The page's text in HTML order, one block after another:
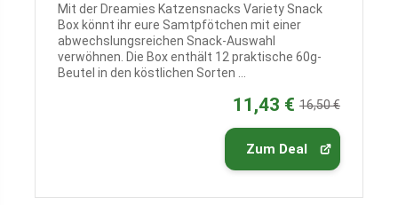
Mit der Dreamies Katzensnacks Variety Snack
Box könnt ihr eure Samtpfötchen mit einer
abwechslungsreichen Snack-Auswahl
verwöhnen. Die Box enthält 12 praktische 60g-
Beutel in den köstlichen Sorten ...
11,43 € 16,50 €
Zum Deal